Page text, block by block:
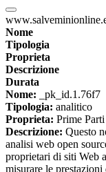
Nome
Tipologia
Proprieta
Descrizione
Durata
Nome: _pk_id.1.76f7
Tipologia: analitico
Proprieta: Prime Parti
Descrizione: Questo
analisi web open
proprietari di siti Web
misurare le